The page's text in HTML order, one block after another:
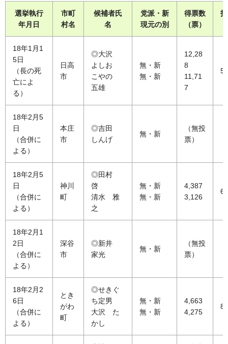
選挙執行
年月日
市町
村名
候補者氏
名
党派・新
現元の別
得票数
（票）
18年1月1
5日
（長の死
亡によ
る）
日高
市
◎大沢
よしお
こやの
五雄
無・新
無・新
12,28
8
11,71
7
18年2月5
日
（合併に
よる）
本庄
市
◎吉田
しんげ
無・新
（無投
票）
18年2月5
日
（合併に
よる）
神川
町
◎田村
啓
清水 雅
之
無・新
無・新
4,387
3,126
18年2月1
2日
（合併に
よる）
深谷
市
◎新井
家光
無・新
（無投
票）
18年2月2
6日
（合併に
よる）
とき
がわ
町
◎せきぐ
ち定男
大沢 た
かし
無・新
無・新
4,663
4,275